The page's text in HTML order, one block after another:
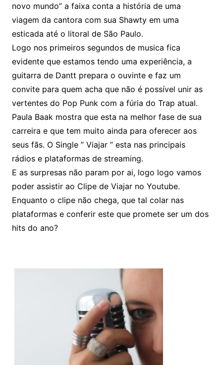
novo mundo” a faixa conta a história de uma
viagem da cantora com sua Shawty em uma
esticada até o litoral de São Paulo.
Logo nos primeiros segundos de musica fica
evidente que estamos tendo uma experiência, a
guitarra de Dantt prepara o ouvinte e faz um
convite para quem acha que não é possível unir as
vertentes do Pop Punk com a fúria do Trap atual.
Paula Baak mostra que esta na melhor fase de sua
carreira e que tem muito ainda para oferecer aos
seus fãs. O Single ” Viajar ” esta nas principais
rádios e plataformas de streaming.
E as surpresas não param por ai, logo logo vamos
poder assistir ao Clipe de Viajar no Youtube.
Enquanto o clipe não chega, que tal colar nas
plataformas e conferir este que promete ser um dos
hits do ano?